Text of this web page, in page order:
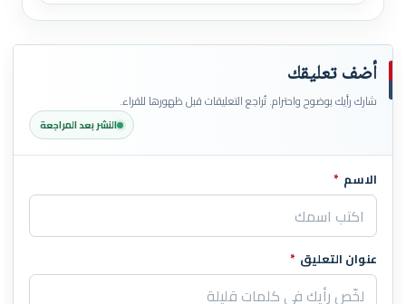
أضف تعليقك
شارك رأيك بوضوح واحترام. تُراجع التعليقات قبل ظهورها للقراء.
النشر بعد المراجعة
اترك هذا الحقل فارغاً
الاسم *
عنوان التعليق *